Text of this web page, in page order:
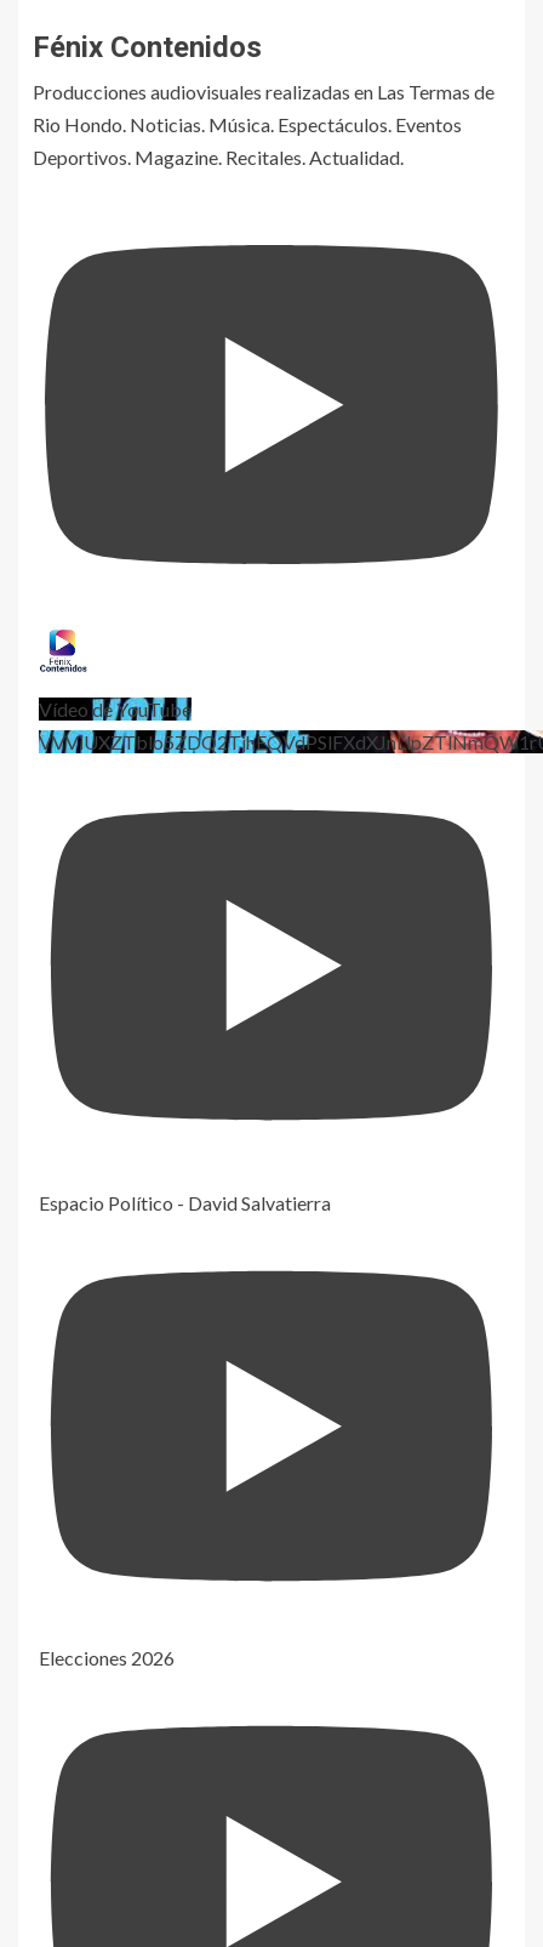
Fénix Contenidos
Producciones audiovisuales realizadas en Las Termas de
Rio Hondo. Noticias. Música. Espectáculos. Eventos
Deportivos. Magazine. Recitales. Actualidad.
Vídeo de YouTube
Espacio Político - David Salvatierra
Elecciones 2026